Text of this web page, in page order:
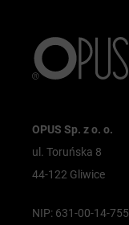
OPUS Sp. z o. o.
ul. Toruńska 8
44-122 Gliwice
NIP: 631-00-14-755